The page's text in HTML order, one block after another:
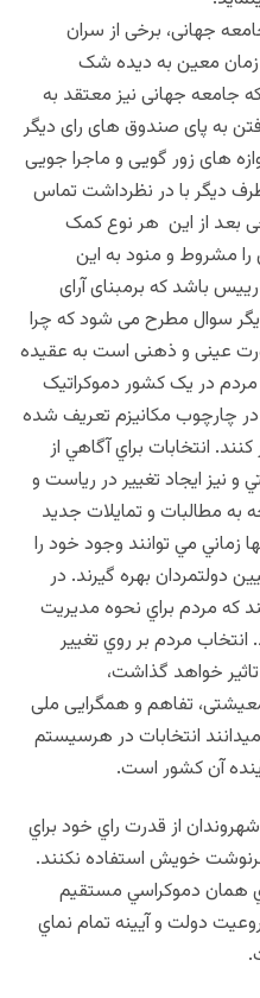
جهانی، برخی از سران
زمان معین به دیده شک
جامعه جهانی نیز معتقد به
به پای صندوق های رای دیگر
های زور گویی و ماجرا جویی
دیگر با در نظرداشت تماس
بعد از این هر نوع کمک
مشروط و منود به این
باشد که برمبنای آرای
سوال مطرح می شود که چرا
عینی و ذهنی است به عقیده
در يک کشور دموکراتيک
چارچوب مکانيزم تعريف شده
انتخابات براي آگاهي از
و نيز ايجاد تغيير در رياست و
به مطالبات و تمايلات جديد
مي توانند وجود خود را
دولتمردان بهره گيرند. در
که مردم براي نحوه مديريت
مردم بر روي تغيير
خواهد گذاشت،
تفاهم و همگرایی ملی
انتخابات در هرسيستم
آن کشور است.
از قدرت راي خود براي
خويش استفاده نکنند.
همان دموکراسي مستقيم
دولت و آيينه تمام نماي